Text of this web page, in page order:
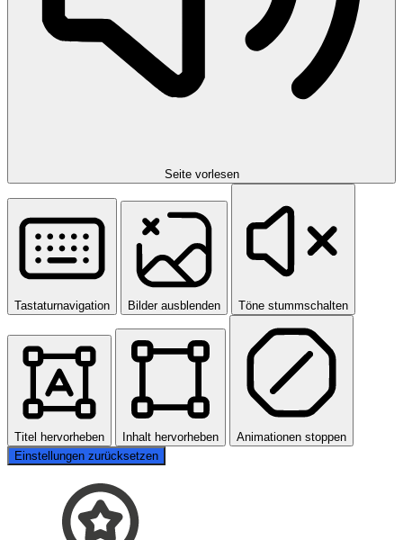
Seite vorlesen
Tastaturnavigation Bilder ausblenden Töne stummschalten
Titel hervorheben Inhalt hervorheben
Animationen stoppen
Einstellungen zurücksetzen